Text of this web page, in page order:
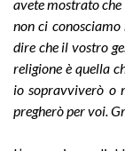
avete mostrato
non ci
dire che il vostro
religioneè quella
io sopravviverò o
pregheròper voi.